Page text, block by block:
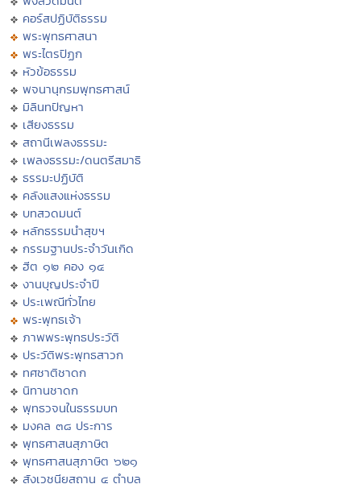
คอร์สปฏิบัติธรรม
พระพุทธศาสนา
พระไตรปิฏก
หัวข้อธรรม
พจนานุกรมพุทธศาสน์
มิลินทปัญหา
เสียงธรรม
สถานีเพลงธรรมะ
เพลงธรรมะ/ดนตรีสมาธิ
ธรรมะปฏิบัติ
คลังแสงแห่งธรรม
บทสวดมนต์
หลักธรรมนำสุขฯ
กรรมฐานประจำวันเกิด
ฮีต ๑๒ คอง ๑๔
งานบุญประจำปี
ประเพณีทั่วไทย
พระพุทธเจ้า
ภาพพระพุทธประวัติ
ประวัติพระพุทธสาวก
ทศชาติชาดก
นิทานชาดก
พุทธวจนในธรรมบท
มงคล ๓๘ ประการ
พุทธศาสนสุภาษิต
พุทธศาสนสุภาษิต ๖๒๑
สังเวชนียสถาน ๔ ตำบล